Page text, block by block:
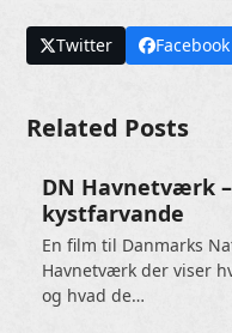
Twitter Facebook
Related Posts
DN Havnetværk
kystfarvande
En film til Danmarks
Havnetværk der viser
og hvad de…